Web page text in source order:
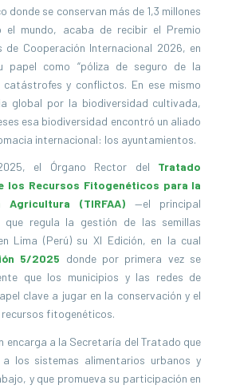
donde se conservan más de 1,3 millones
el mundo, acaba de recibir el Premio
de Cooperación Internacional 2026, en
papel como “póliza de seguro de la
catástrofes y conflictos. En ese mismo
global por la biodiversidad cultivada,
esa biodiversidad encontró un aliado
internacional: los ayuntamientos.
el Órgano Rector del Tratado
los Recursos Fitogenéticos para la
(TIRFAA) —el principal
que regula la gestión de las semillas
Lima (Perú) su XI Edición, en la cual
5/2025 donde por primera vez se
que los municipios y las redes de
clave a jugar en la conservación y el
fitogenéticos.
encarga a la Secretaría del Tratado que
a los sistemas alimentarios urbanos y
y que promueva su participación en